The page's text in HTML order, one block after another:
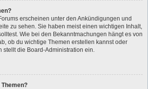
erscheinen unter den Ankündigungen und
zu sehen. Sie haben meist einen wichtigen Inhalt,
Wie bei den Bekanntmachungen hängt es von
ob du wichtige Themen erstellen kannst oder
stellt die Board-Administration ein.